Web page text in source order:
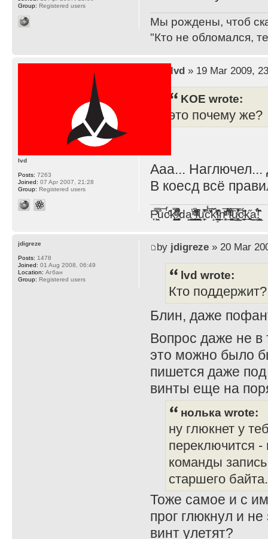
Мы рождены, чтоб
"Кто не обломался,
Group: Registered users
lvd» 19 Mar 2009,
KOE wrote:
это почему же?
Ааа...
В коесд всё
F̞͖̭̿̔ͯu̐̅cͬ̑ͩk̨̤̳͇̮̭̪̠̽̿̓̆ͭͩ ̷̩̰͎̩͓̘̾̀ͬ̊ͭ͛ͅda̝̺͙̬͎̝̾͟ ̰̜̝̯͉̯̖̓̎́ͨ̽ͫ͟f̟͇̭̀ͬͨͭ̐̚u̹̼̹̗̞͑̔͂͐̚cͭ̅̊̆̒̆ǩ̝̩̯́ͥ̔̍̑ḭ͓͍̳̬ͦ̽͂n͍͎͈̈̅ͩͬ ̊ͫ̂̾̑̈́f̲͚͉͓͗̋́ͧͦ̅ȗ͇̲̻͈̲̅̎͗͒ͭ͡c̬̟̠̹̯̈́ͩ͘ͅk̫̠̻̋͜a̲͒̾̇!͙͕̺͉̗̩̲̂̏̄̀
lvd
Posts: 7263
Joined: 07 Apr 2007, 21:28
Group: Registered users
by jdigreze» 20 Mar
lvd wrote:
Кто поддержит?
Блин, даже
Вопрос даже не в
это можно было
пишется даже
винты еще на
нолька wrote:
ну глюкнет у
переключится
команды
старшего байта.
Тоже самое и с
прог глюкнул и
винт улетят?
jdigreze
Posts: 1478
Joined: 01 Aug 2008, 06:49
Location: Агбан
Group: Registered users